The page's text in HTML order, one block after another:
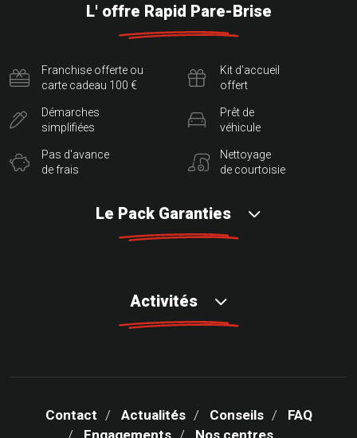
L' offre Rapid Pare-Brise
Franchise offerte ou
carte cadeau 100 €
Démarches
simplifiées
Pas d'avance
de frais
Kit d'accueil
offert
Prêt de
véhicule
Nettoyage
de courtoisie
Le Pack Garanties
Activités
Contact Actualités Conseils
FAQ
Engagements
Nos centres